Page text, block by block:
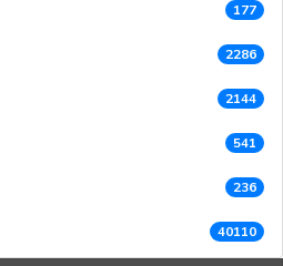
177
2286
2144
541
236
40110